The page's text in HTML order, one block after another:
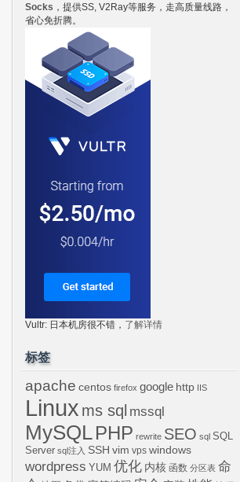
Socks ，提供SS, V2Ray等服务，走高质量线路，
省心免折腾。
Vultr: 日本机房很不错， 了解详情
标签
apache centos firefox google http IIS
Linux ms sql mssql
MySQLPHP rewrite SEO sql SQL
Server sql注入 SSH vim vps windows
wordpress YUM 优化 内核 函数 分区表 命